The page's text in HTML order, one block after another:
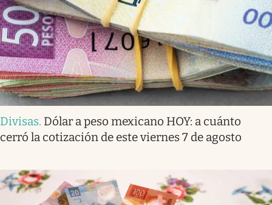
Divisas. Dólar a peso mexicano HOY: a cuánto
cerró la cotización de este viernes 7 de agosto